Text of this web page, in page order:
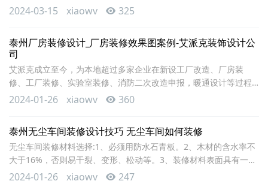
内之温度、洁净度、室内压力、气流速度与气流分布、噪音振动及
十万级、万级、千级等，即室内每立方米空间的微粒数不大于十
万、一万、一千个……。目前，无尘车间已经在电子、光学、
2024-03-15 xiaowv 325
泰州厂房装修设计_厂房装修效果图案例-艾派克装饰设计公
司
艾派克成立至今，为本地超过多家企业在新设工厂改造、厂房装
修、工厂装修、实验室装修、消防二次改造申报，暖通设计等过程
中提供过服务，其中有许多知名的外资企业和优秀的民营企业，积
修,办公室装修，工业厂房装修,工厂装修,厂房改造装修,厂房装修,通
风降温工程,车间照明工程,设备地基工程,工业
2024-01-26 xiaowv 360
泰州无尘车间装修设计技巧 无尘车间如何装修
无尘车间装修材料选择:1、必须用防水石青板。2、木材的含水率不
大于16%，否则易干裂、变形、松动等。3、装修材料表面具有一定
的耐化学性。4、装修材料有一定的耐氧化性。5、淋浴区域，最好
2024-01-26 xiaowv 247